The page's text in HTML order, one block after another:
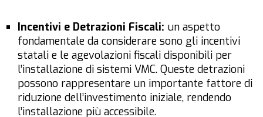
Incentivi e Detrazioni Fiscali: un aspetto
fondamentale da considerare sono gli incentivi
statali e le agevolazioni fiscali disponibili per
l’installazione di sistemi VMC. Queste detrazioni
possono rappresentare un importante fattore di
riduzione dell’investimento iniziale, rendendo
l’installazione più accessibile.